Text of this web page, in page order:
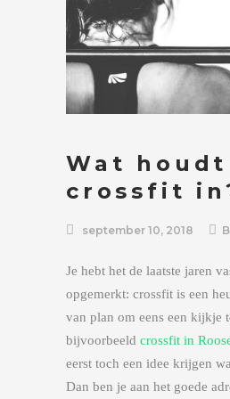
Wat houdt
crossfit
september 10, 2018
Je hebt het de laatste jaren
opgemerkt: crossfit is een
van plan om eens een kijkje
bijvoorbeeld crossfit in
eerst toch een idee krijgen
Dan ben je aan het goede